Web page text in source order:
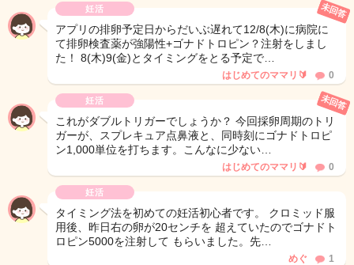
妊活
アプリの排卵予定日からだいぶ遅れて12/8(木)に病院に
て排卵検査薬が強陽性+ゴナドトロピン？注射をしまし
た！ 8(木)9(金)とタイミングをとる予定で…
未回答
はじめてのママリ🔰 0
妊活
これがダブルトリガーでしょうか？ 今回採卵周期のトリ
ガーが、スプレキュア点鼻液と、同時刻にゴナドトロピ
ン1,000単位を打ちます。こんなに少ない…
未回答
はじめてのママリ🔰 0
妊活
タイミング法を初めての妊活初心者です。 クロミッド服
用後、昨日右の卵が20センチを 超えていたのでゴナドト
ロピン5000を注射して もらいました。先…
めぐ 1